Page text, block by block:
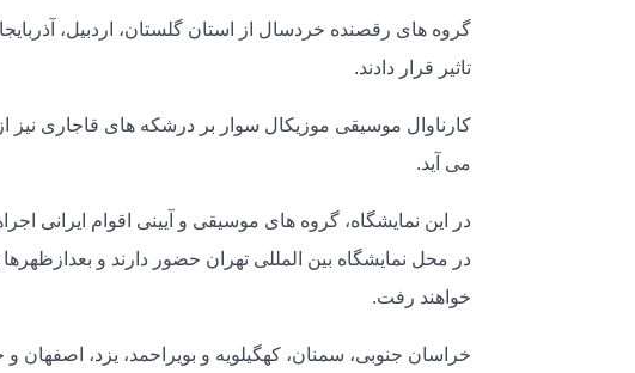
گروه های رقصنده خردسال از استان گلستان، اردبیل،
تاثیر قرار دادند.
کارناوال موسیقی موزیکال سوار بر درشکه های قاجاری نیز
می آید.
خواهند رفت.